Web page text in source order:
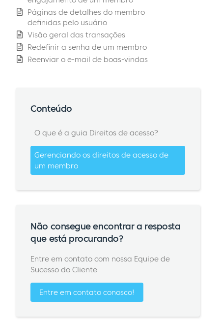
Páginas de detalhes do membro
definidas pelo usuário
Visão geral das transações
Redefinir a senha de um membro
Reenviar o e-mail de boas-vindas
Conteúdo
O que é a guia Direitos de acesso?
Gerenciando os direitos de acesso de
um membro
Não consegue encontrar a resposta
que está procurando?
Entre em contato com nossa Equipe de
Sucesso do Cliente
Entre em contato conosco!